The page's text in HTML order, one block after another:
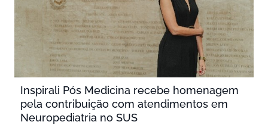
Inspirali Pós Medicina recebe homenagem
pela contribuição com atendimentos em
Neuropediatria no SUS